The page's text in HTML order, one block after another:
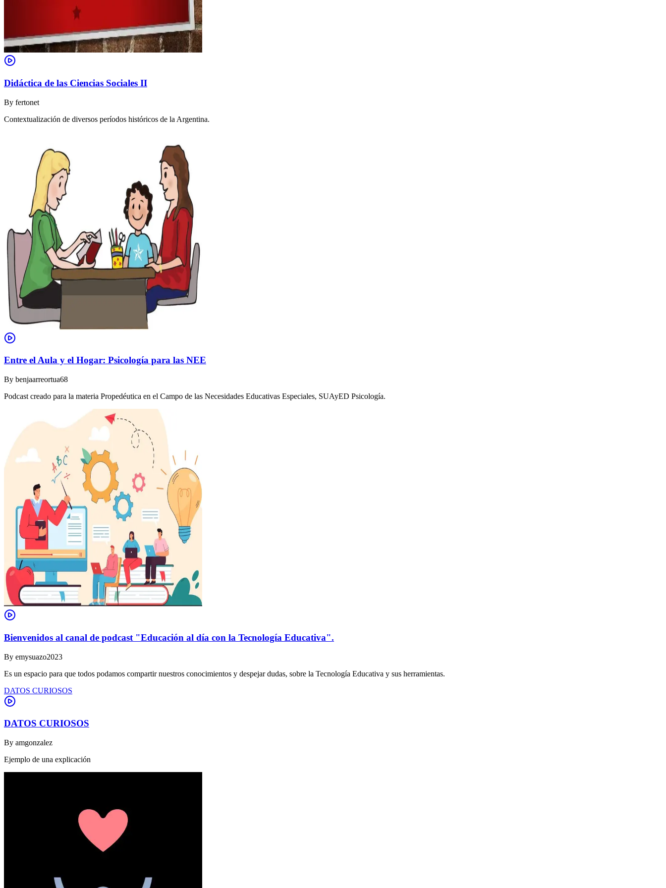
Didáctica de las Ciencias Sociales II
By fertonet
Contextualización de diversos períodos históricos de la Argentina.
Entre el Aula y el Hogar: Psicología para las NEE
By benjaarreortua68
Podcast creado para la materia Propedéutica en el Campo de las Necesidades Educativas Especiales, SUAyED Psicología.
Bienvenidos al canal de podcast "Educación al día con la Tecnología Educativa".
By emysuazo2023
Es un espacio para que todos podamos compartir nuestros conocimientos y despejar dudas, sobre la Tecnología Educativa y sus herramientas.
DATOS CURIOSOS
DATOS CURIOSOS
By amgonzalez
Ejemplo de una explicación